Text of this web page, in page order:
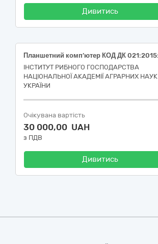
Дивитись
ІНСТИТУТ РИБНОГО ГОСПОДАРСТВА
НАЦІОНАЛЬНОЇ АКАДЕМІЇ АГРАРНИХ НАУК
УКРАЇНИ
Очікувана вартість
30 000,00 UAH
з ПДВ
Дивитись